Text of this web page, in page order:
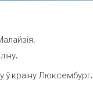
ў краіну Люксембург.